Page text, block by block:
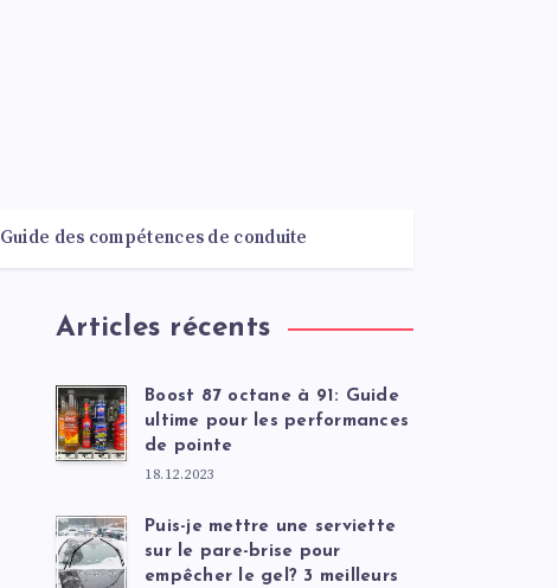
Guide des compétences de conduite
Articles récents
Boost 87 octane à 91: Guide
ultime pour les performances
de pointe
18.12.2023
Puis-je mettre une serviette
sur le pare-brise pour
empêcher le gel? 3 meilleurs